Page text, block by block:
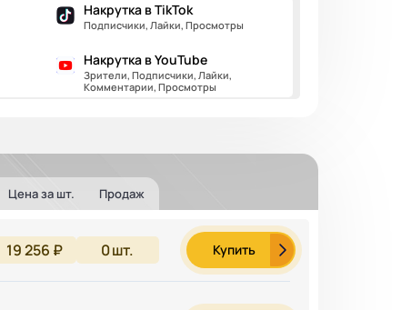
Накрутка в TikTok
Подписчики, Лайки, Просмотры
Накрутка в YouTube
Зрители, Подписчики, Лайки,
Комментарии, Просмотры
Цена за шт. Продаж
19 256 ₽ 0шт. Купить